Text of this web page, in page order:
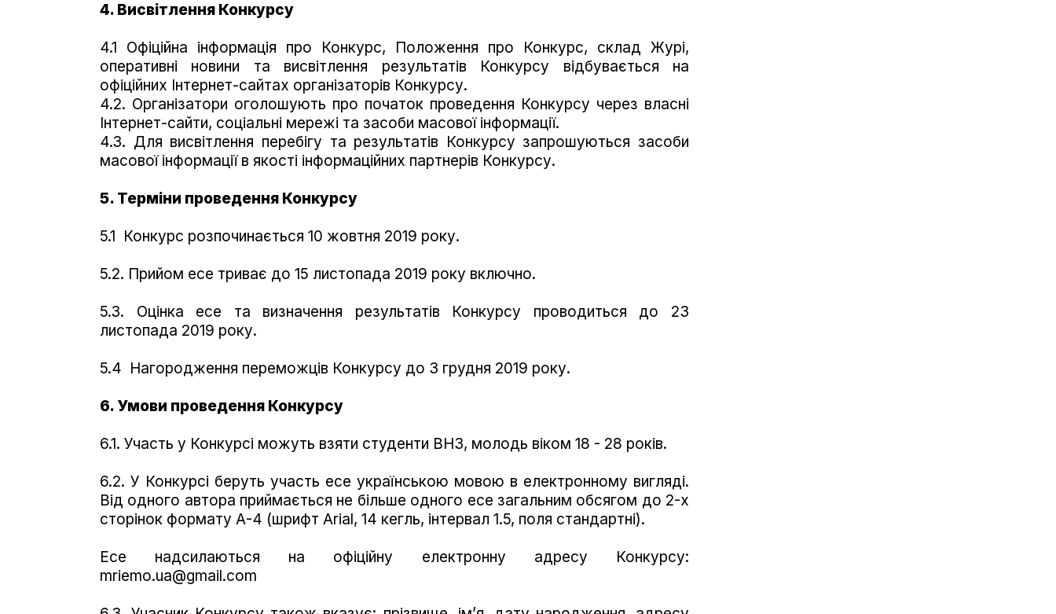
4. Висвітлення Конкурсу
4.1 Офіційна інформація про Конкурс, Положення про Конкурс, склад Журі,
оперативні новини та висвітлення результатів Конкурсу відбувається на
офіційних Інтернет-сайтах організаторів Конкурсу.
4.2. Організатори оголошують про початок проведення Конкурсу через власні
Інтернет-сайти, соціальні мережі та засоби масової інформації.
4.3. Для висвітлення перебігу та результатів Конкурсу запрошуються засоби
масової інформації в якості інформаційних партнерів Конкурсу.
5. Терміни проведення Конкурсу
5.1 Конкурс розпочинається 10 жовтня 2019 року.
5.2. Прийом есе триває до 15 листопада 2019 року включно.
5.3. Оцінка есе та визначення результатів Конкурсу проводиться до 23
листопада 2019 року.
5.4 Нагородження переможців Конкурсу до 3 грудня 2019 року.
6. Умови проведення Конкурсу
6.1. Участь у Конкурсі можуть взяти студенти ВНЗ, молодь віком 18 - 28 років.
6.2. У Конкурсі беруть участь есе українською мовою в електронному вигляді.
Від одного автора приймається не більше одного есе загальним обсягом до 2-х
сторінок формату А-4 (шрифт Arial, 14 кегль, інтервал 1.5, поля стандартні).
Есе надсилаються на офіційну електронну адресу Конкурсу:
mriemo.ua@gmail.com